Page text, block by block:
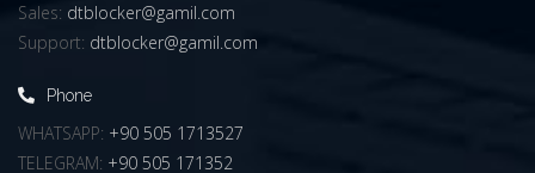
Sales: dtblocker@gamil.com
Support: dtblocker@gamil.com
Phone
WHATSAPP: +90 505 1713527
TELEGRAM: +90 505 171352